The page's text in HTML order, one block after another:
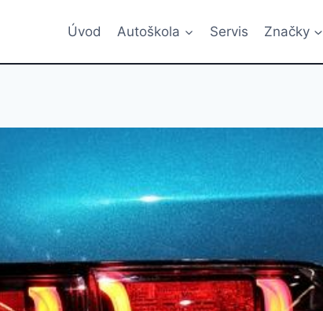
Úvod Autoškola Servis Značky